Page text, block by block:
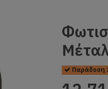
Παράδοση